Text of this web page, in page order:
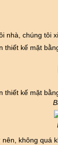
chúng tôi
không